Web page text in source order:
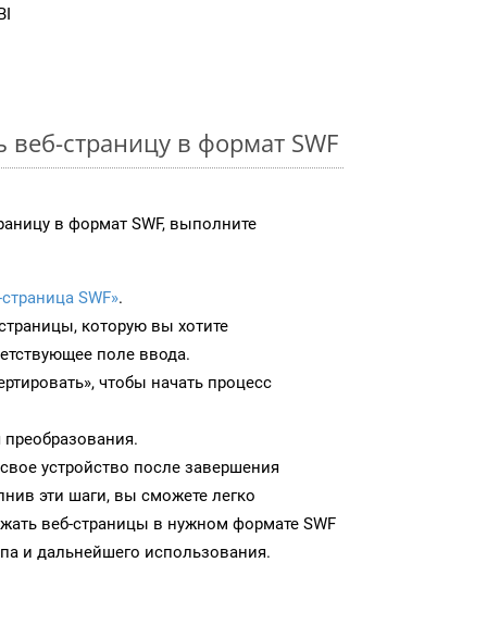
веб-страницу в формат SWF
в формат SWF, выполните
SWF».
которую вы хотите
поле ввода.
чтобы начать процесс
устройство после завершения
эти шаги, вы сможете легко
веб-страницы в нужном формате SWF
и дальнейшего использования.